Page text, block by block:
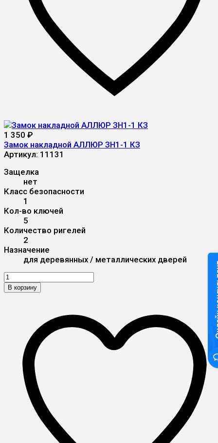
1 350 ₽
Замок накладной АЛЛЮР ЗН1-1 КЗ
Артикул: 11131
Защелка
нет
Класс безопасности
1
Кол-во ключей
5
Количество ригелей
2
Назначение
для деревянных / металлических дверей
В корзину